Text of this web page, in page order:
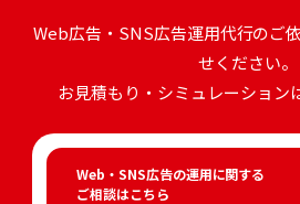
Web広告・SNS広告運用代行のご
せください。
お見積もり・シミュレーション
Web・SNS広告の運用に関する
ご相談はこちら